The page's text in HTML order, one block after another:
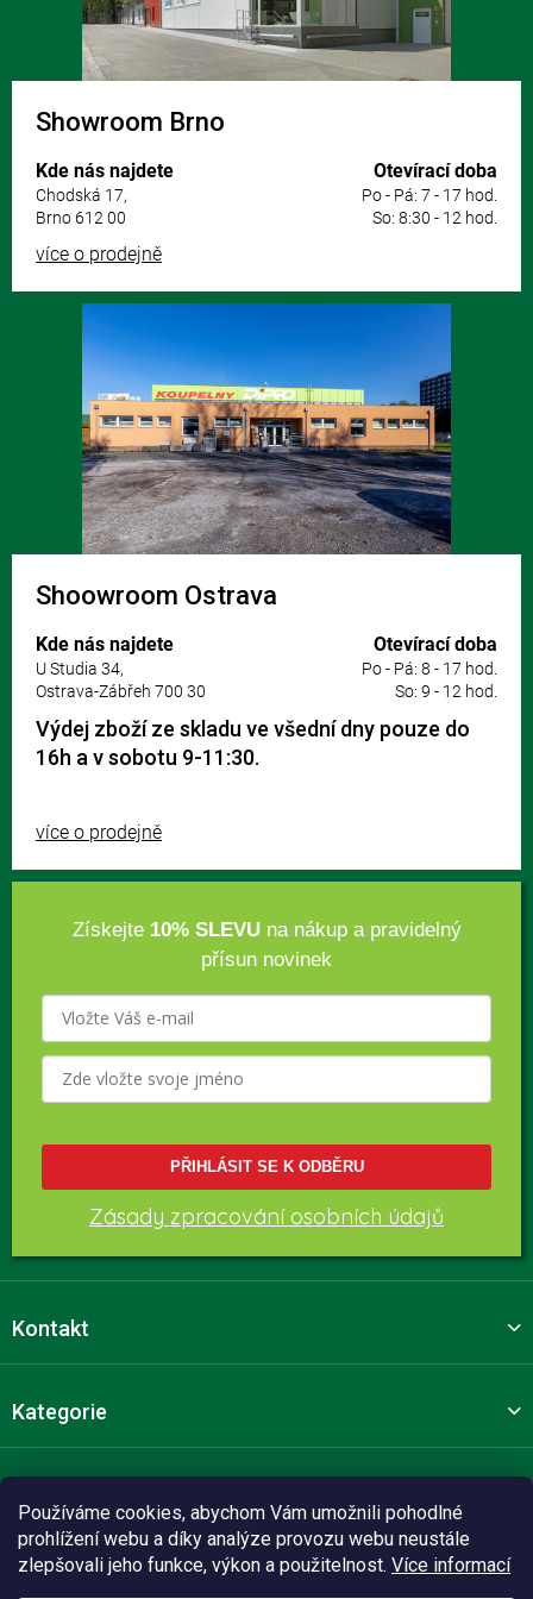
Používáme cookies, abychom Vám umožnili pohodlné
prohlížení webu a díky analýze provozu webu neustále
zlepšovali jeho funkce, výkon a použitelnost. Více informací
Showroom Brno
Kde nás najdete
Chodská 17,
Brno 612 00
Otevírací doba
Po - Pá: 7 - 17 hod.
So: 8:30 - 12 hod.
více o prodejně
Shoowroom Ostrava
Kde nás najdete
U Studia 34,
Ostrava-Zábřeh 700 30
Otevírací doba
Po - Pá: 8 - 17 hod.
So: 9 - 12 hod.
Výdej zboží ze skladu ve všední dny pouze do
16h a v sobotu 9-11:30.
více o prodejně
Získejte 10% SLEVUna nákup a pravidelný
přísun novinek
PŘIHLÁSIT SE K ODBĚRU
Zásady zpracování osobních údajů
Kontakt
Kategorie
Sledujte nás